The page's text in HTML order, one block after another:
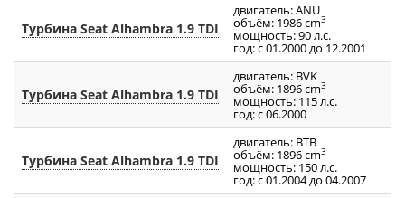
Турбина Seat Alhambra 1.9 TDI
двигатель: ANU
объём: 1986 cm3
мощность: 90 л.с.
год: с 01.2000 до 12.2001
Турбина Seat Alhambra 1.9 TDI
двигатель: BVK
объём: 1896 cm3
мощность: 115 л.с.
год: с 06.2000
Турбина Seat Alhambra 1.9 TDI
двигатель: BTB
объём: 1896 cm3
мощность: 150 л.с.
год: с 01.2004 до 04.2007